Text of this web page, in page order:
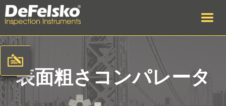
表面粗さコンパレータ